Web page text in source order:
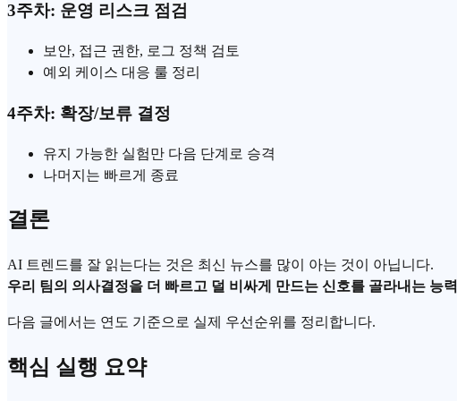
3주차: 운영 리스크 점검
보안, 접근 권한, 로그 정책 검토
예외 케이스 대응 룰 정리
4주차: 확장/보류 결정
유지 가능한 실험만 다음 단계로 승격
나머지는 빠르게 종료
결론
AI 트렌드를 잘 읽는다는 것은 최신 뉴스를 많이 아는 것이 아닙니다.
우리 팀의 의사결정을 더 빠르고 덜 비싸게 만드는 신호를 골라내는 능력
다음 글에서는 연도 기준으로 실제 우선순위를 정리합니다.
핵심 실행 요약